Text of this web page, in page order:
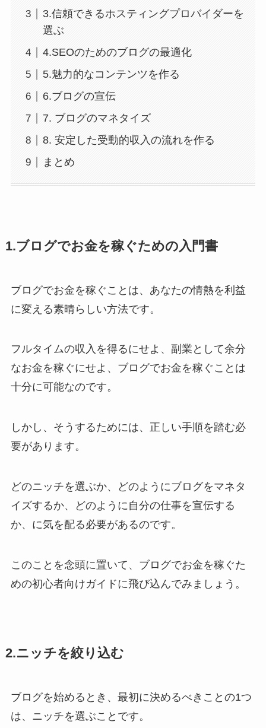
3.信頼できるホスティングプロバイダーを
選ぶ
4.SEOのためのブログの最適化
5.魅力的なコンテンツを作る
6.ブログの宣伝
7. ブログのマネタイズ
8. 安定した受動的収入の流れを作る
まとめ
1.ブログでお金を稼ぐための入門書
ブログでお金を稼ぐことは、あなたの情熱を利益
に変える素晴らしい方法です。
フルタイムの収入を得るにせよ、副業として余分
なお金を稼ぐにせよ、ブログでお金を稼ぐことは
十分に可能なのです。
しかし、そうするためには、正しい手順を踏む必
要があります。
どのニッチを選ぶか、どのようにブログをマネタ
イズするか、どのように自分の仕事を宣伝する
か、に気を配る必要があるのです。
このことを念頭に置いて、ブログでお金を稼ぐた
めの初心者向けガイドに飛び込んでみましょう。
2.ニッチを絞り込む
ブログを始めるとき、最初に決めるべきことの1つ
は、ニッチを選ぶことです。